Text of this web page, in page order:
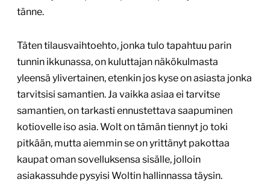
tänne.
Täten tilausvaihtoehto, jonka tulo tapahtuu parin
tunnin ikkunassa, on kuluttajan näkökulmasta
yleensä ylivertainen, etenkin jos kyse on asiasta jonka
tarvitsisi samantien. Ja vaikka asiaa ei tarvitse
samantien, on tarkasti ennustettava saapuminen
kotiovelle iso asia. Wolt on tämän tiennyt jo toki
pitkään, mutta aiemmin se on yrittänyt pakottaa
kaupat oman sovelluksensa sisälle, jolloin
asiakassuhde pysyisi Woltin hallinnassa täysin.